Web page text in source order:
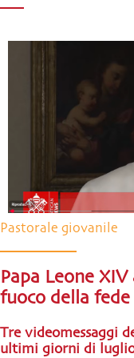
Pastorale giovanile
Papa Leone
fuoco della fede
Tre videomessaggi
ultimi giorni di